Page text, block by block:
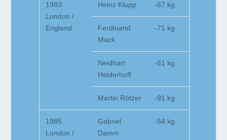
1983
London /
England
Heinz Klupp -67 kg
Ferdinand
Mack
-71 kg
Neidhart
Heiderhoff
-81 kg
Martin Rötzer -91 kg
1985
London /
Gabriel
Damm
-54 kg